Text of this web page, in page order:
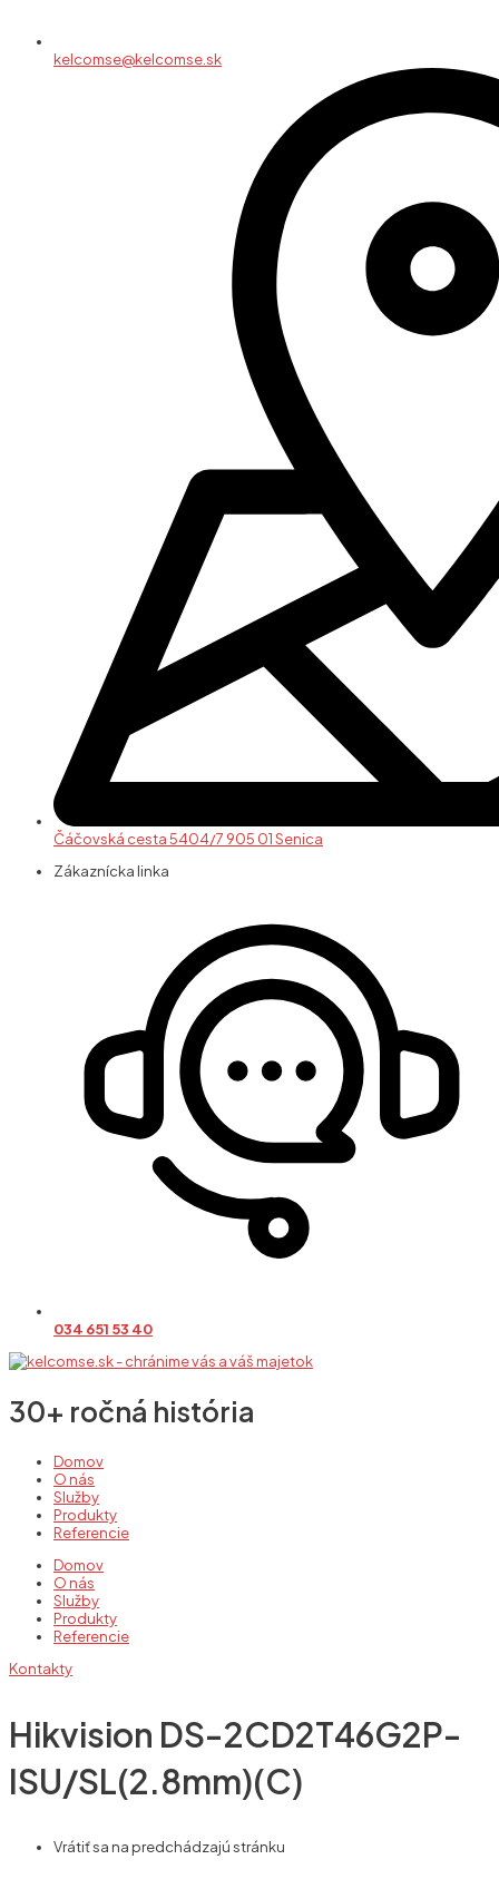
kelcomse@kelcomse.sk
Čáčovská cesta 5404/7 905 01 Senica
Zákaznícka linka
034 651 53 40
30+ ročná história
Domov
O nás
Služby
Produkty
Referencie
Domov
O nás
Služby
Produkty
Referencie
Kontakty
Hikvision DS-2CD2T46G2P-
ISU/SL(2.8mm)(C)
Vrátiť sa na predchádzajú stránku